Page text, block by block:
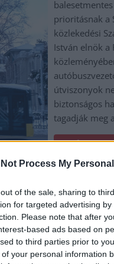
Not Process My
of the sale, sharing to
for targeted advertising
Please note that after
based ads based on
to third parties prior to
your personal information
prioritásnak a
közlekedési
István elnök a
útviszonyok
biztonságos
tagadják meg
TOVÁBB
szakszervezet
Időről időre
infrastruktúra